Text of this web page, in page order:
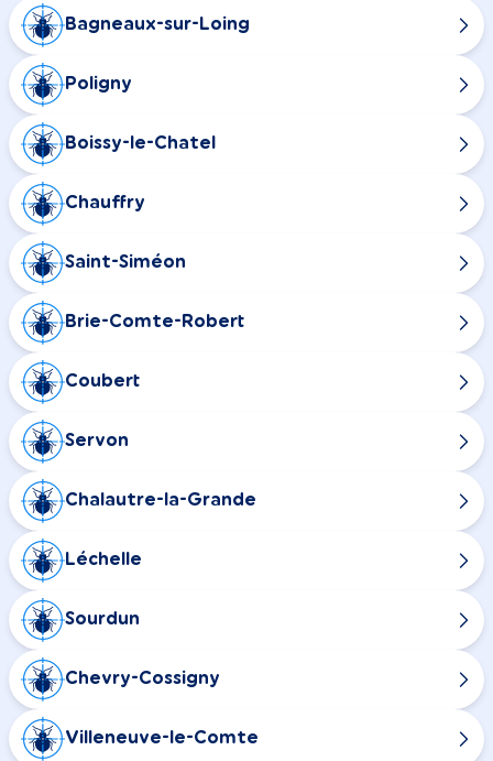
Bagneaux-sur-Loing
Poligny
Boissy-le-Chatel
Chauffry
Saint-Siméon
Brie-Comte-Robert
Coubert
Servon
Chalautre-la-Grande
Léchelle
Sourdun
Chevry-Cossigny
Villeneuve-le-Comte